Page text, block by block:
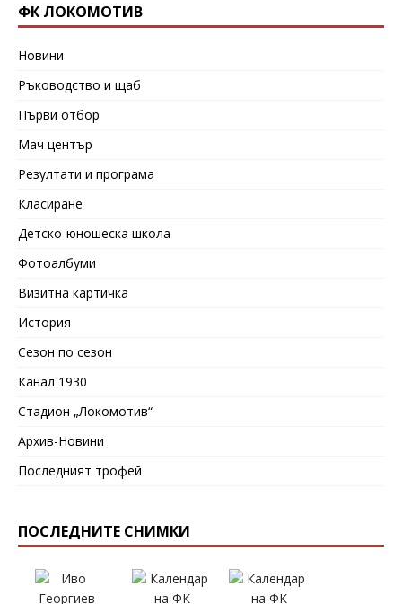
ФК ЛОКОМОТИВ
Новини
Ръководство и щаб
Първи отбор
Мач център
Резултати и програма
Класиране
Детско-юношеска школа
Фотоалбуми
Визитна картичка
История
Сезон по сезон
Канал 1930
Стадион „Локомотив“
Архив-Новини
Последният трофей
ПОСЛЕДНИТЕ СНИМКИ